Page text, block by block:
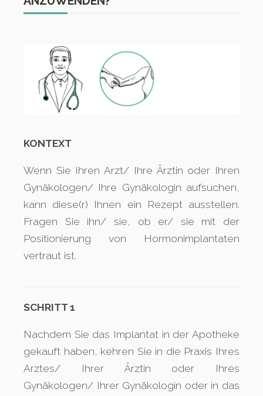
KONTEXT
Wenn Sie Ihren Arzt/ Ihre Ärztin oder Ihren
Gynäkologen/ Ihre Gynäkologin aufsuchen,
kann diese(r) Ihnen ein Rezept ausstellen.
Fragen Sie ihn/ sie, ob er/ sie mit der
Positionierung von Hormonimplantaten
vertraut ist.
SCHRITT 1
Nachdem Sie das Implantat in der Apotheke
gekauft haben, kehren Sie in die Praxis Ihres
Arztes/ Ihrer Ärztin oder Ihres
Gynäkologen/ Ihrer Gynäkologin oder in das